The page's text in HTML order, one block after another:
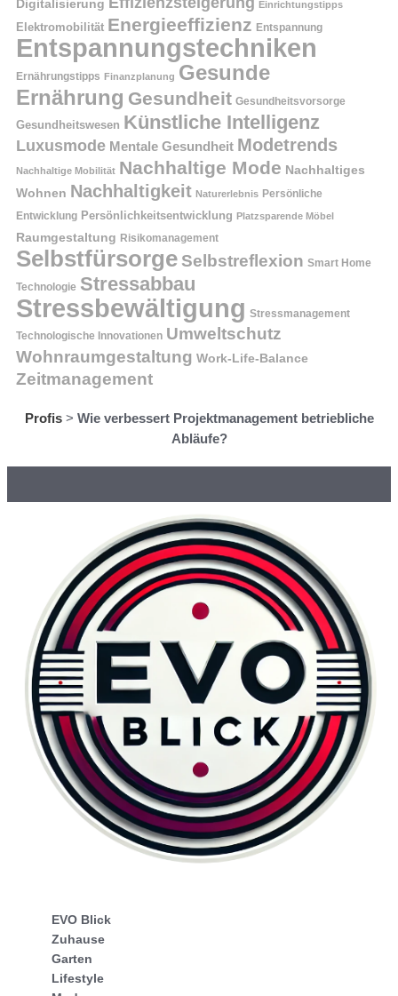
Digitalisierung Einrichtungstipps
Elektromobilität Energieeffizienz Entspannung
Entspannungstechniken
Ernährungstipps Finanzplanung Gesunde
Ernährung Gesundheit Gesundheitsvorsorge
Gesundheitswesen Künstliche Intelligenz
Luxusmode Mentale Gesundheit Modetrends
Nachhaltige Mobilität Nachhaltige Mode Nachhaltiges
Wohnen Nachhaltigkeit Naturerlebnis Persönliche
Entwicklung Persönlichkeitsentwicklung Platzsparende Möbel
Raumgestaltung Risikomanagement
Selbstfürsorge Selbstreflexion Smart Home
Technologie Stressabbau
Stressbewältigung Stressmanagement
Technologische Innovationen Umweltschutz
Wohnraumgestaltung Work-Life-Balance
Zeitmanagement
Profis> Wie verbessert Projektmanagement betriebliche
Abläufe?
EVO Blick
Zuhause
Garten
Lifestyle